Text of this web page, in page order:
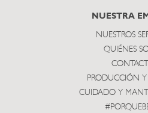
subscribe
NUESTRA
NUESTROS
QUIÉNES
PRODUCCIÓN
CUIDADO Y